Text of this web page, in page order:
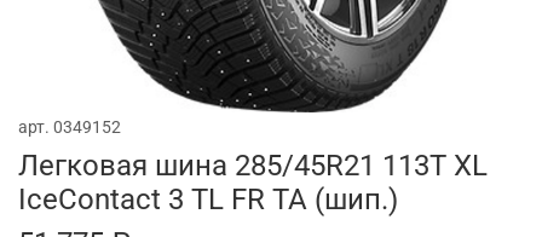
арт. 0349152
Легковая шина 285/45R21 113T XL
IceContact 3 TL FR TA (шип.)